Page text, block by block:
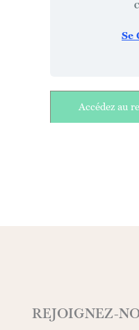
Se
Accédez au
REJOIGNEZ-